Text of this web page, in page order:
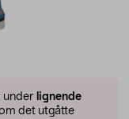
under lignende
det utgåtte